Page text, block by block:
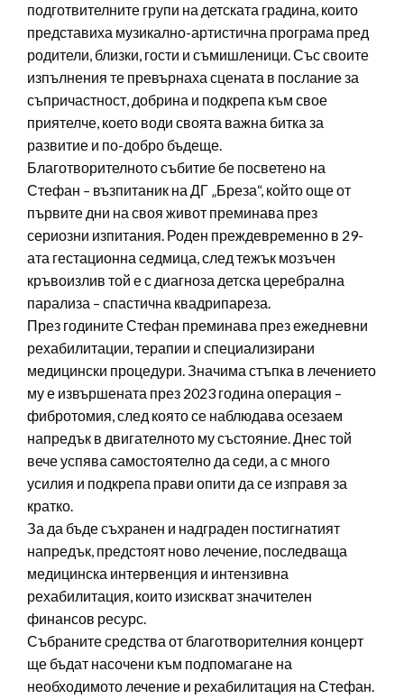
подготвителните групи на детската градина, които
представиха музикално-артистична програма пред
родители, близки, гости и съмишленици. Със своите
изпълнения те превърнаха сцената в послание за
съпричастност, добрина и подкрепа към свое
приятелче, което води своята важна битка за
развитие и по-добро бъдеще.
Благотворителното събитие бе посветено на
Стефан – възпитаник на ДГ „Бреза“, който още от
първите дни на своя живот преминава през
сериозни изпитания. Роден преждевременно в 29-
ата гестационна седмица, след тежък мозъчен
кръвоизлив той е с диагноза детска церебрална
парализа – спастична квадрипареза.
През годините Стефан преминава през ежедневни
рехабилитации, терапии и специализирани
медицински процедури. Значима стъпка в лечението
му е извършената през 2023 година операция –
фибротомия, след която се наблюдава осезаем
напредък в двигателното му състояние. Днес той
вече успява самостоятелно да седи, а с много
усилия и подкрепа прави опити да се изправя за
кратко.
За да бъде съхранен и надграден постигнатият
напредък, предстоят ново лечение, последваща
медицинска интервенция и интензивна
рехабилитация, които изискват значителен
финансов ресурс.
Събраните средства от благотворителния концерт
ще бъдат насочени към подпомагане на
необходимото лечение и рехабилитация на Стефан.